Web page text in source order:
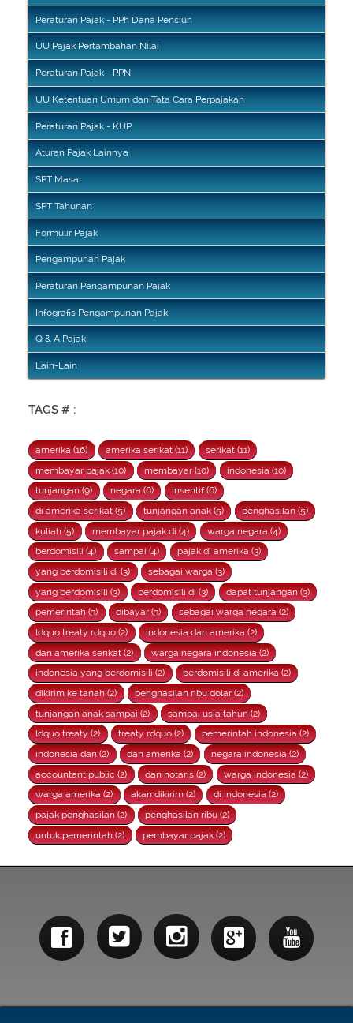
Peraturan Pajak - PPh Dana Pensiun
UU Pajak Pertambahan Nilai
Peraturan Pajak - PPN
UU Ketentuan Umum dan Tata Cara Perpajakan
Peraturan Pajak - KUP
Aturan Pajak Lainnya
SPT Masa
SPT Tahunan
Formulir Pajak
Pengampunan Pajak
Peraturan Pengampunan Pajak
Infografis Pengampunan Pajak
Q & A Pajak
Lain-Lain
TAGS # :
amerika (16) amerika serikat (11)
serikat (11)
membayar pajak (10)
membayar (10)
indonesia (10)
tunjangan (9)
negara (6)
insentif (6)
di amerika serikat (5)
tunjangan anak (5)
penghasilan (5)
kuliah (5)
membayar pajak di (4)
warga negara (4)
berdomisili (4)
sampai (4)
pajak di amerika (3)
yang berdomisili di (3)
sebagai warga (3)
yang berdomisili (3)
berdomisili di (3)
dapat tunjangan (3)
pemerintah (3)
dibayar (3)
sebagai warga negara (2)
ldquo treaty rdquo (2)
indonesia dan amerika (2)
dan amerika serikat (2)
warga negara indonesia (2)
indonesia yang berdomisili (2)
berdomisili di amerika (2)
dikirim ke tanah (2)
penghasilan ribu dolar (2)
tunjangan anak sampai (2)
sampai usia tahun (2)
ldquo treaty (2)
treaty rdquo (2)
pemerintah indonesia (2)
indonesia dan (2)
dan amerika (2)
negara indonesia (2)
accountant public (2)
dan notaris (2)
warga indonesia (2)
warga amerika (2)
akan dikirim (2)
di indonesia (2)
pajak penghasilan (2)
penghasilan ribu (2)
untuk pemerintah (2)
pembayar pajak (2)